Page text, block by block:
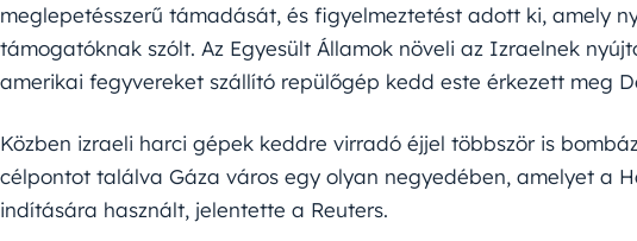
meglepetésszerű támadását, és figyelmeztetést adott ki, amely
támogatóknak szólt. Az Egyesült Államok növeli az Izraelnek
amerikai fegyvereket szállító repülőgép kedd este érkezett meg
Közben izraeli harci gépek keddre virradó éjjel többször is
célpontot találva Gáza város egy olyan negyedében, amelyet a
indítására használt, jelentette a Reuters.